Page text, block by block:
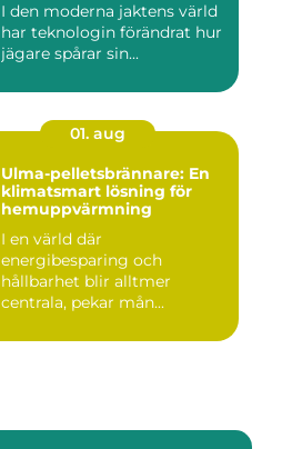
I den moderna jaktens värld
har teknologin förändrat hur
jägare spårar sin...
01. aug
Ulma-pelletsbrännare: En
klimatsmart lösning för
hemuppvärmning
I en värld där
energibesparing och
hållbarhet blir alltmer
centrala, pekar mån...